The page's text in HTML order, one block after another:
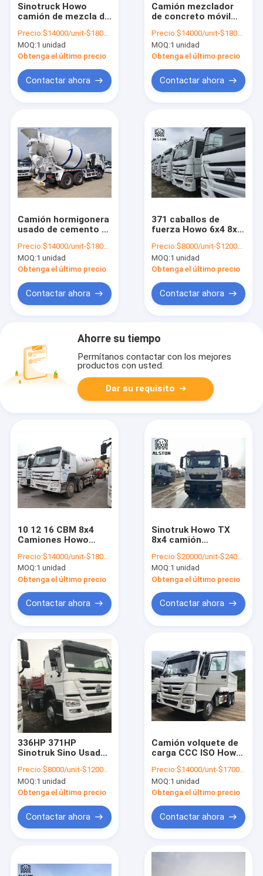
Productos
Sinotruck Howo
camión de mezcla de
12m3 20m3 camión
de mezcla móvil
Precio:$14000/unit-$18000/unit
MOQ:1 unidad
Obtenga el último precio
Contactar ahora
Camión mezclador
de concreto móvil
18M3
Precio:$14000/unit-$18000/unit
MOQ:1 unidad
Obtenga el último precio
Contactar ahora
Camión hormigonera
usado de cemento y
Precio:$14000/unit-$18000/unit
MOQ:1 unidad
Obtenga el último precio
Contactar ahora
371 caballos de
fuerza Howo 6x4 8x4
Howo usados
Precio:$8000/unit-$12000/unit
MOQ:1 unidad
Obtenga el último precio
Contactar ahora
Ahorre su tiempo
Permítanos contactar con los mejores
productos con usted.
Dar su requisito
10 12 16 CBM 8x4
Camiones Howo
Hormigonera Usado
Precio:$14000/unit-$18000/unit
MOQ:1 unidad
Obtenga el último precio
Contactar ahora
Sinotruk Howo TX
8x4 camión
hormigón, usado
Howo TX 340HP
camión mezclador
Precio:$20000/unit-$24000/unit
MOQ:1 unidad
Obtenga el último precio
Contactar ahora
336HP 371HP
Sinotruk Sino Usado
tractor 6x4 Euro 2
Precio:$8000/unit-$12000/unit
MOQ:1 unidad
Obtenga el último precio
Contactar ahora
Camión volquete de
carga CCC ISO Howo
371 HP 6x4 usado
Precio:$14000/unt-$17000/unit
MOQ:1 unidad
Obtenga el último precio
Contactar ahora